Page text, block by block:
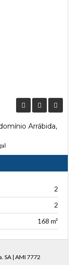
Arrábida,
2
2
168 m²
SA | AMI 7772